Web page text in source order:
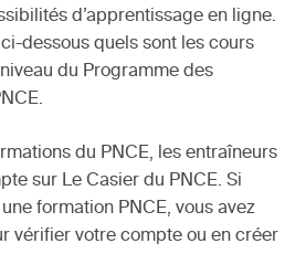
d’apprentissage en ligne.
dessous quels sont les cours
du Programme des
du PNCE, les entraîneurs
sur Le Casier du PNCE. Si
formation PNCE, vous avez
vérifier votre compte ou en créer